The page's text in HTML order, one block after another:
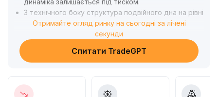
динаміка залишається під тиском.
З технічного боку структура подвійного дна на рівні
$0,75 забезпечує чітку підтримку.
За умови підвищеного обсягу торгів очікується
відскік і тестування ключового рівня опору $0,90.
Для середньострокового прогнозу важливо
середовище й надалі поліпшуватиметься, а капітал
Отримайте огляд ринку на сьогодні за лічені
секунди
Спитати TradeGPT